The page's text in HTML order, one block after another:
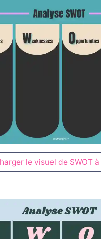
le visuel de SWOT